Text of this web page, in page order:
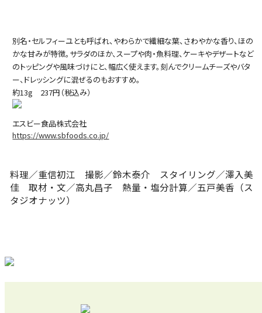
別名・セルフィーユとも呼ばれ、やわらかで繊細な葉、さわやかな香り、ほの
かな甘みが特徴。サラダのほか、スープや肉・魚料理、ケーキやデザートなど
のトッピングや風味づけにと、幅広く使えます。刻んでクリームチーズやバタ
ー、ドレッシングに混ぜるのもおすすめ。
約13g 237円（税込み）
エスビー食品株式会社
https://www.sbfoods.co.jp/
料理／重信初江 撮影／鈴木泰介 スタイリング／澤入美
佳 取材・文／高丸昌子 熱量・塩分計算／五戸美香（ス
タジオナッツ）